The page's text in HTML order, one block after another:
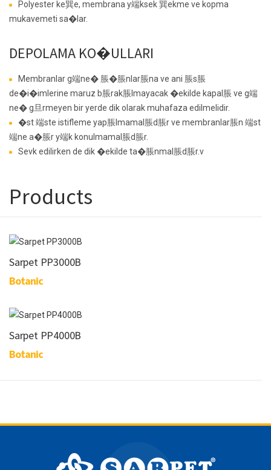
Polyester ke巽e, membrana y端ksek 巽ekme ve kopma
mukavemeti sa�lar.
DEPOLAMA KO�ULLARI
Membranlar g端ne� 脹�脹nlar脹na ve ani 脹s脹
de�i�imlerine maruz b脹rak脹lmayacak �ekilde kapal脹 ve g端
ne� g旦rmeyen bir yerde dik olarak muhafaza edilmelidir.
�st 端ste istifleme yap脹lmamal脹d脹r ve membranlar脹n 端st
端ne a�脹r y端k konulmamal脹d脹r.
Sevk edilirken de dik �ekilde ta�脹nmal脹d脹r.v
Products
Sarpet PP3000B
Botanic
Sarpet PP4000B
Botanic